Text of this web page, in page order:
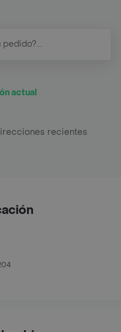
actual
recientes